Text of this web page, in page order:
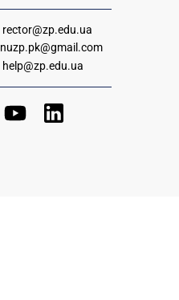
rector@zp.edu.ua
nuzp.pk@gmail.com
help@zp.edu.ua